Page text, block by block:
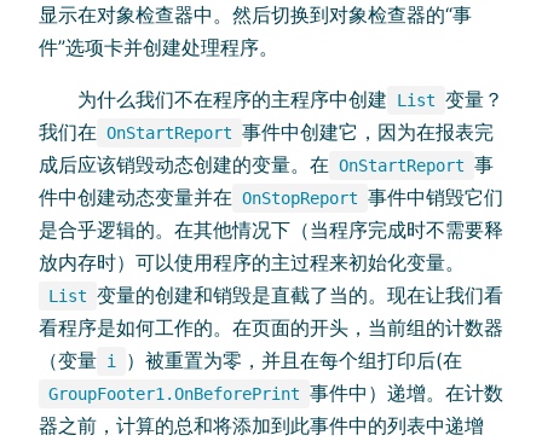
显示在对象检查器中。然后切换到对象检查器的“事
件”选项卡并创建处理程序。
为什么我们不在程序的主程序中创建 List 变量？
我们在 OnStartReport 事件中创建它，因为在报表完
成后应该销毁动态创建的变量。在 OnStartReport 事
件中创建动态变量并在 OnStopReport 事件中销毁它们
是合乎逻辑的。在其他情况下（当程序完成时不需要释
放内存时）可以使用程序的主过程来初始化变量。
List 变量的创建和销毁是直截了当的。现在让我们看
看程序是如何工作的。在页面的开头，当前组的计数器
（变量 i ）被重置为零，并且在每个组打印后(在
GroupFooter1.OnBeforePrint 事件中）递增。在计数
器之前，计算的总和将添加到此事件中的列表中递增